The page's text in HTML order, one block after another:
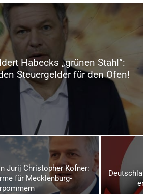
Habecks „grünen Stahl“:
Steuergelder für den Ofen!
Jurij Christopher Kofner:
für Mecklenburg-